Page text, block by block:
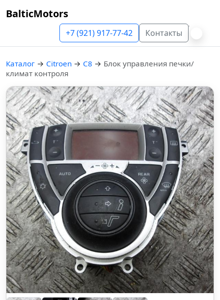
BalticMotors
+7 (921) 917-77-42 Контакты
Каталог → Citroen → C8 → Блок управления печки/
климат контроля